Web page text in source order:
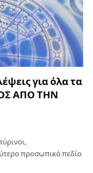
για όλα τα
ΑΠΟ ΤΗΝ
προσωπικό πεδίο